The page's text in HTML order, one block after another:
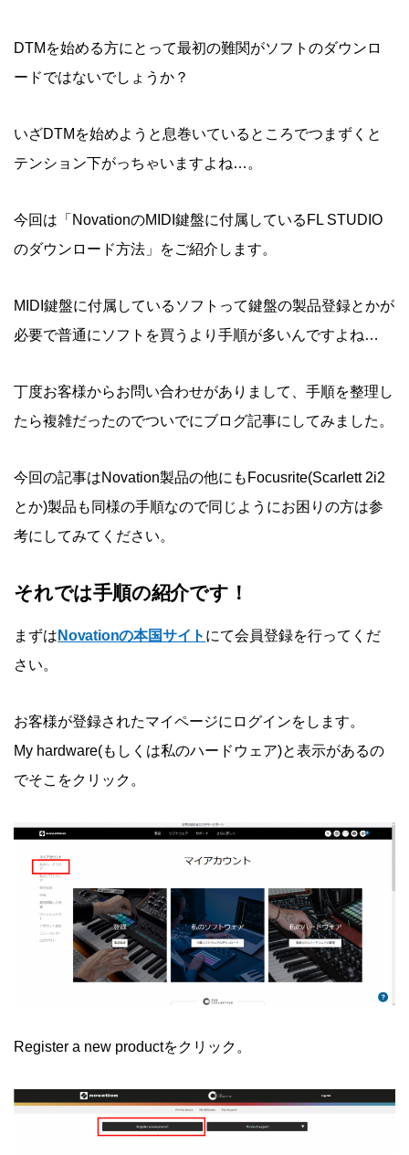
DTMを始める方にとって最初の難関がソフトのダウンロ
ードではないでしょうか？
いざDTMを始めようと息巻いているところでつまずくと
テンション下がっちゃいますよね…。
今回は「NovationのMIDI鍵盤に付属しているFL STUDIO
のダウンロード方法」をご紹介します。
MIDI鍵盤に付属しているソフトって鍵盤の製品登録とかが
必要で普通にソフトを買うより手順が多いんですよね…
丁度お客様からお問い合わせがありまして、手順を整理し
たら複雑だったのでついでにブログ記事にしてみました。
今回の記事はNovation製品の他にもFocusrite(Scarlett 2i2
とか)製品も同様の手順なので同じようにお困りの方は参
考にしてみてください。
それでは手順の紹介です！
まずは Novationの本国サイト にて会員登録を行ってくだ
さい。
お客様が登録されたマイページにログインをします。
My hardware(もしくは私のハードウェア)と表示があるの
でそこをクリック。
Register a new productをクリック。